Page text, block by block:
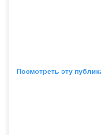
Посмотреть эту